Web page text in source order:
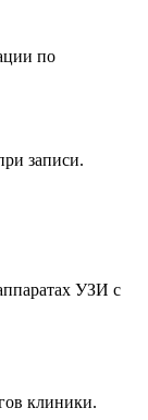
по
записи.
УЗИ с
клиники.